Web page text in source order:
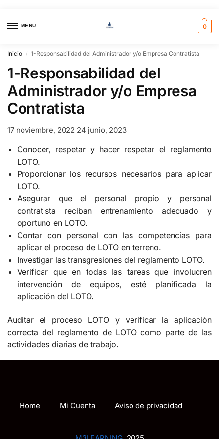
MENU 0
Inicio / 1-Responsabilidad del Administrador y/o Empresa Contratista
1-Responsabilidad del
Administrador y/o Empresa
Contratista
17 noviembre, 2022 24 junio, 2023
Conocer, respetar y hacer respetar el reglamento
LOTO.
Proporcionar los recursos necesarios para aplicar
LOTO.
Asegurar que el personal propio y personal
contratista reciban entrenamiento adecuado y
oportuno en LOTO.
Contar con personal con las competencias para
aplicar el proceso de LOTO en terreno.
Investigar las transgresiones del reglamento LOTO.
Verificar que en todas las tareas que involucren
intervención de equipos, esté planificada la
aplicación del LOTO.
Auditar el proceso LOTO y verificar la aplicación
correcta del reglamento de LOTO como parte de las
actividades diarias de trabajo.
Home Mi Cuenta Aviso de privacidad